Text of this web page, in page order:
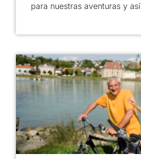
para nuestras aventuras y así